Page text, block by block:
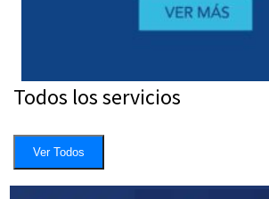
Todos los servicios
Ver Todos